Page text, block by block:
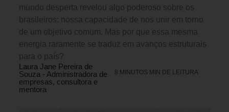
mundo desperta revelou algo poderoso sobre os
brasileiros: nossa capacidade de nos unir em torno
de um objetivo comum. Mas por que essa mesma
energia raramente se traduz em avanços estruturais
para o país?
Laura Jane Pereira de
Souza - Administradora de
empresas, consultora e
mentora
8 MINUTOS MIN DE LEITURA